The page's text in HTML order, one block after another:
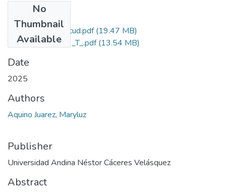
No
Thumbnail
Available
Grado de Similitud.pdf(19.47 MB)
T036_77112869_T_.pdf(13.54 MB)
Date
2025
Authors
Aquino Juarez, Maryluz
Publisher
Universidad Andina Néstor Cáceres Velásquez
Abstract